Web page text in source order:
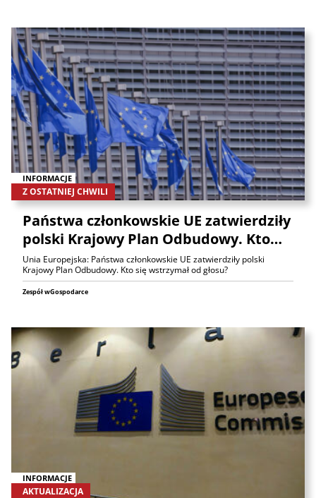
INFORMACJE
Z OSTATNIEJ CHWILI
Państwa członkowskie UE zatwierdziły
polski Krajowy Plan Odbudowy. Kto…
Unia Europejska: Państwa członkowskie UE zatwierdziły polski
Krajowy Plan Odbudowy. Kto się wstrzymał od głosu?
Zespół wGospodarce
INFORMACJE
AKTUALIZACJA